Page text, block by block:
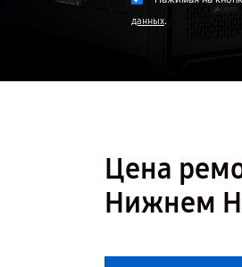
данных.
Цена
Нижнем